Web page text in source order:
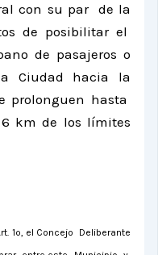
con su par de la
de posibilitar el
de pasajeros o
Ciudad hacia la
prolonguen hasta
6 km de los límites
1º, el Concejo
Deliberante